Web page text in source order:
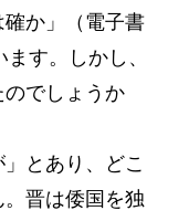
か」（電子書
す。しかし、
でしょうか
とあり、どこ
晋は倭国を独